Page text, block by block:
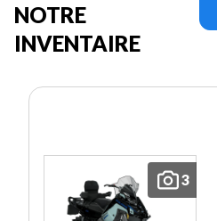
NOTRE
INVENTAIRE
3